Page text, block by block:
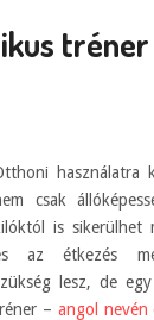
használatra
csak
is sikerülhet
az étkezés
lesz, de
– angol nevén